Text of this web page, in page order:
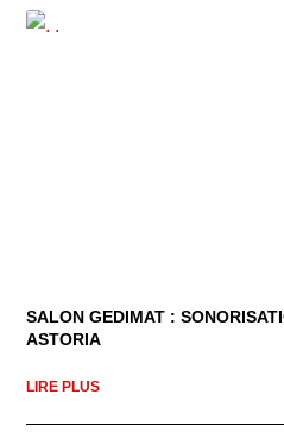
SALON GEDIMAT :
ASTORIA
LIRE PLUS